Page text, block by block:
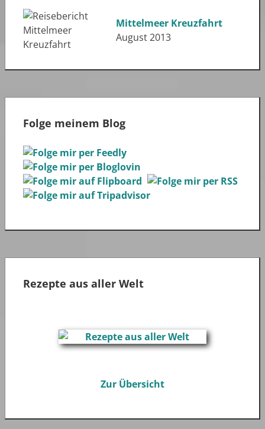
Mittelmeer Kreuzfahrt
August 2013
Folge meinem Blog
Rezepte aus aller Welt
Zur Übersicht